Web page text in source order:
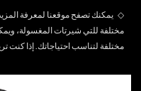
◇ يمكنك تصفح موقعنا لمعرفة
مختلفة للتي شيرتات المغسولة،
مختلفة لتناسب احتياجاتك. إذا كنت